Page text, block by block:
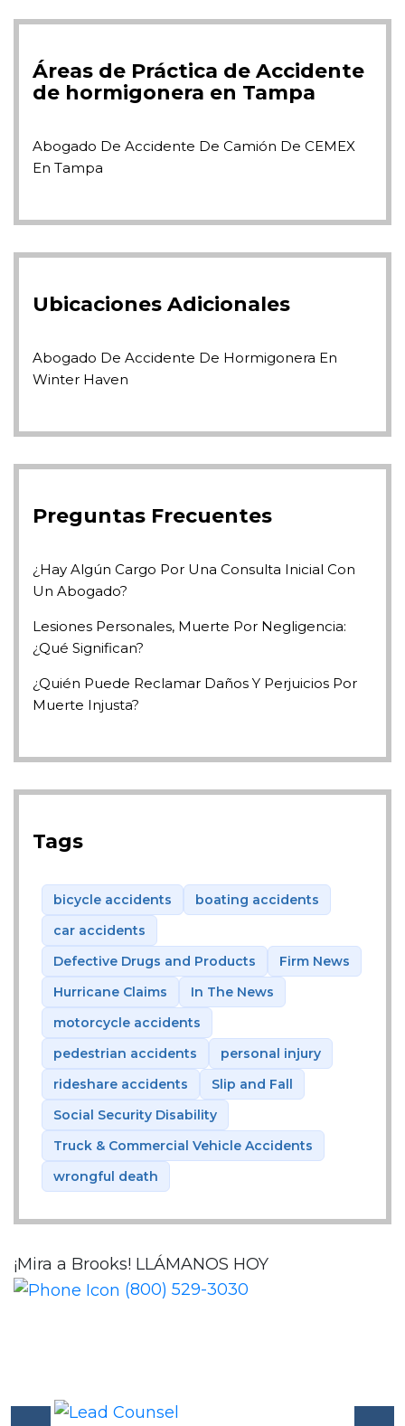
Áreas de Práctica de Accidente
de hormigonera en Tampa
Abogado De Accidente De Camión De CEMEX
En Tampa
Ubicaciones Adicionales
Abogado De Accidente De Hormigonera En
Winter Haven
Preguntas Frecuentes
¿Hay Algún Cargo Por Una Consulta Inicial Con
Un Abogado?
Lesiones Personales, Muerte Por Negligencia:
¿Qué Significan?
¿Quién Puede Reclamar Daños Y Perjuicios Por
Muerte Injusta?
Tags
bicycle accidents
boating accidents
car accidents
Defective Drugs and Products
Firm News
Hurricane Claims
In The News
motorcycle accidents
pedestrian accidents
personal injury
rideshare accidents
Slip and Fall
Social Security Disability
Truck & Commercial Vehicle Accidents
wrongful death
¡Mira a Brooks! LLÁMANOS HOY
(800) 529-3030